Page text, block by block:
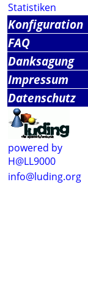
Statistiken
Konfiguration
FAQ
Danksagung
Impressum
Datenschutz
powered by
H@LL9000
info@luding.org